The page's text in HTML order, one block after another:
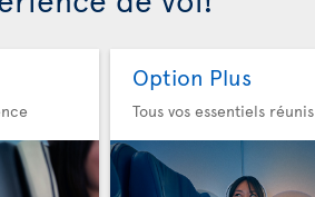
Option Plus
Tous vos essentiels réunis